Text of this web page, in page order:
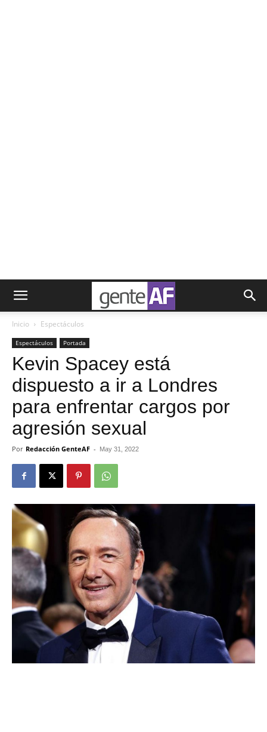
Inicio Espectáculos
Espectáculos Portada
Kevin Spacey está
dispuesto a ir a Londres
para enfrentar cargos por
agresión sexual
Por Redacción GenteAF - May 31, 2022